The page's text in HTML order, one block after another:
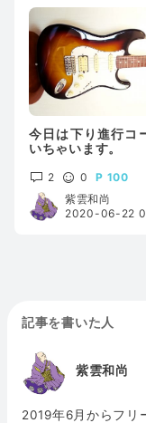
今日は下り進行コ
いちゃいます。
2 0
100
紫雲和尚
2020-06-22
記事を書いた人
紫雲和尚
2019年6月からフリ